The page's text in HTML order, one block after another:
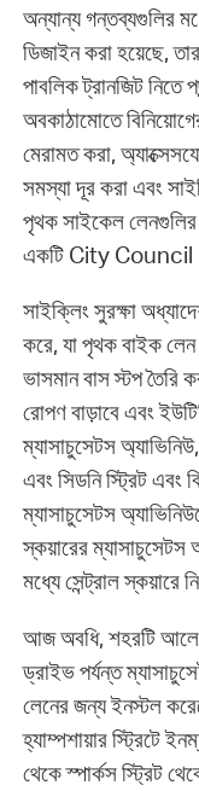
অন্যান্য গন্তব্যগুলির
ডিজাইন করা হয়েছে,
পাবলিক ট্রানজিট
অবকাঠামোতে
মেরামত করা,
সমস্যা দূর করা এবং
পৃথক সাইকেল লেনগুলির
একটি City Council
সাইক্লিং সুরক্ষা
করে, যা পৃথক বাইক লেন
ভাসমান বাস স্টপ তৈরি
রোপণ বাড়াবে এবং
ম্যাসাচুসেটস
এবং সিডনি স্ট্রিট এবং
ম্যাসাচুসেটস
স্কয়ারের
মধ্যে সেন্ট্রাল স্কয়ারে
আজ অবধি, শহরটি
ড্রাইভ পর্যন্ত
লেনের জন্য ইনস্টল
হ্যাম্পশায়ার স্ট্রিটে
থেকে স্পার্কস স্ট্রিট